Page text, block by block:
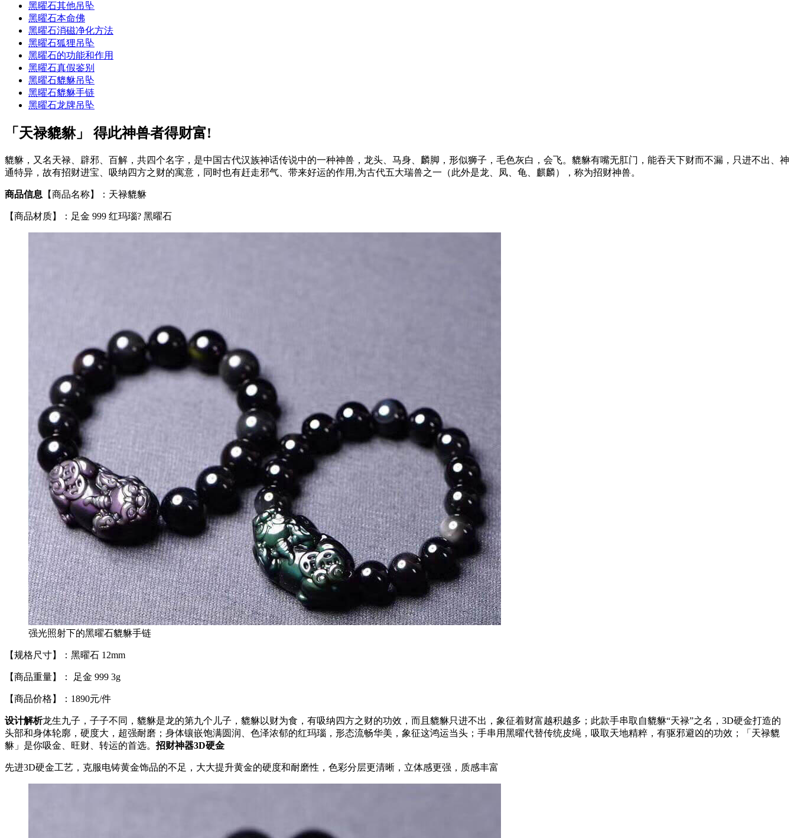
黑曜石其他吊坠
黑曜石本命佛
黑曜石消磁净化方法
黑曜石狐狸吊坠
黑曜石的功能和作用
黑曜石真假鉴别
黑曜石貔貅吊坠
黑曜石貔貅手链
黑曜石龙牌吊坠
「天禄貔貅」 得此神兽者得财富!
貔貅，又名天禄、辟邪、百解，共四个名字，是中国古代汉族神话传说中的一种神兽，龙头、马身、麟脚，形似狮子，毛色灰白，会飞。貔貅有嘴无肛门，能吞天下财而不漏，只进不出、神
通特异，故有招财进宝、吸纳四方之财的寓意，同时也有赶走邪气、带来好运的作用,为古代五大瑞兽之一（此外是龙、凤、龟、麒麟），称为招财神兽。
商品信息 【商品名称】：天禄貔貅
【商品材质】：足金 999 红玛瑙? 黑曜石
强光照射下的黑曜石貔貅手链
【规格尺寸】：黑曜石 12mm
【商品重量】： 足金 999 3g
【商品价格】：1890元/件
设计解析龙生九子，子子不同，貔貅是龙的第九个儿子，貔貅以财为食，有吸纳四方之财的功效，而且貔貅只进不出，象征着财富越积越多；此款手串取自貔貅“天禄”之名，3D硬金打造的
头部和身体轮廓，硬度大，超强耐磨；身体镶嵌饱满圆润、色泽浓郁的红玛瑙，形态流畅华美，象征这鸿运当头；手串用黑曜代替传统皮绳，吸取天地精粹，有驱邪避凶的功效；「天禄貔
貅」是你吸金、旺财、转运的首选。 招财神器3D硬金
先进3D硬金工艺，克服电铸黄金饰品的不足，大大提升黄金的硬度和耐磨性，色彩分层更清晰，立体感更强，质感丰富